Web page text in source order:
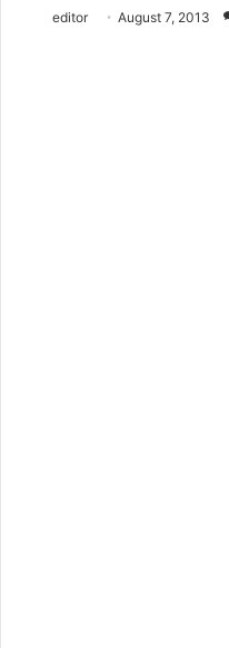
editor August 7, 2013